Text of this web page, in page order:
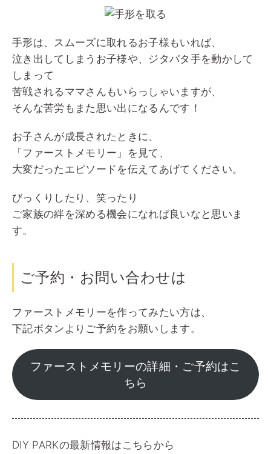
手形は、スムーズに取れるお子様もいれば、
泣き出してしまうお子様や、ジタバタ手を動かして
しまって
苦戦されるママさんもいらっしゃいますが、
そんな苦労もまた思い出になるんです！
お子さんが成長されたときに、
「ファーストメモリー」を見て、
大変だったエピソードを伝えてあげてください。
びっくりしたり、笑ったり
ご家族の絆を深める機会になれば良いなと思いま
す。
ご予約・お問い合わせは
ファーストメモリーを作ってみたい方は、
下記ボタンよりご予約をお願いします。
ファーストメモリーの詳細・ご予約はこ
ちら
DIY PARKの最新情報はこちらから